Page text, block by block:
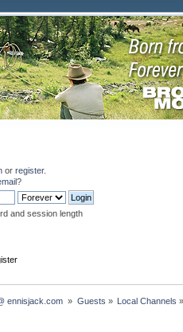
or register.
?
and session length
ennisjack.com » Guests » Local Channels »